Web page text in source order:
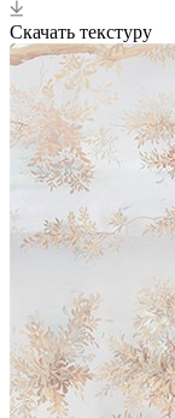
Скачать текстуру